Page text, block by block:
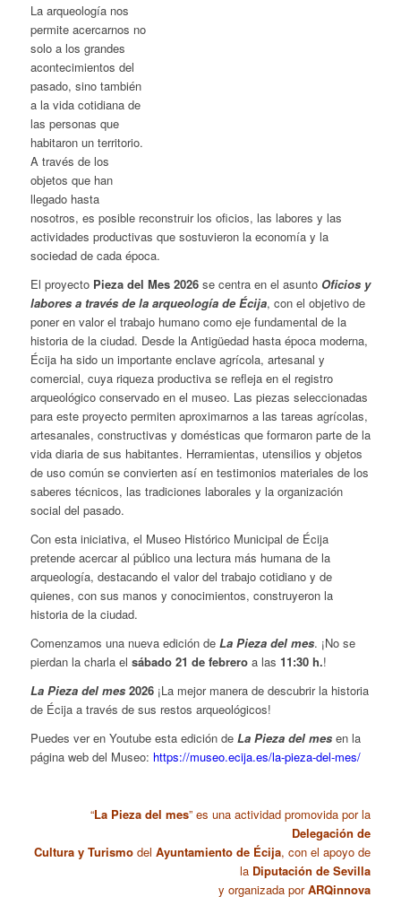
La arqueología nos
permite acercarnos no
solo a los grandes
acontecimientos del
pasado, sino también
a la vida cotidiana de
las personas que
habitaron un territorio.
A través de los
objetos que han
llegado hasta
nosotros, es posible reconstruir los oficios, las labores y las
actividades productivas que sostuvieron la economía y la
sociedad de cada época.
El proyecto Pieza del Mes 2026se centra en el asunto Oficios y
labores a través de la arqueología de Écija, con el objetivo de
poner en valor el trabajo humano como eje fundamental de la
historia de la ciudad. Desde la Antigüedad hasta época moderna,
Écija ha sido un importante enclave agrícola, artesanal y
comercial, cuya riqueza productiva se refleja en el registro
arqueológico conservado en el museo. Las piezas seleccionadas
para este proyecto permiten aproximarnos a las tareas agrícolas,
artesanales, constructivas y domésticas que formaron parte de la
vida diaria de sus habitantes. Herramientas, utensilios y objetos
de uso común se convierten así en testimonios materiales de los
saberes técnicos, las tradiciones laborales y la organización
social del pasado.
Con esta iniciativa, el Museo Histórico Municipal de Écija
pretende acercar al público una lectura más humana de la
arqueología, destacando el valor del trabajo cotidiano y de
quienes, con sus manos y conocimientos, construyeron la
historia de la ciudad.
Comenzamos una nueva edición de La Pieza del mes. ¡No se
pierdan la charla el sábado 21 de febrero a las 11:30 h.!
La Pieza del mes2026¡La mejor manera de descubrir la historia
de Écija a través de sus restos arqueológicos!
Puedes ver en Youtube esta edición de La Pieza del mes en la
página web del Museo: https://museo.ecija.es/la-pieza-del-mes/
“La Pieza del mes” es una actividad promovida por la
Delegación de
Cultura y Turismo delAyuntamiento de Écija, con el apoyo de
la Diputación de Sevilla
y organizada porARQinnova